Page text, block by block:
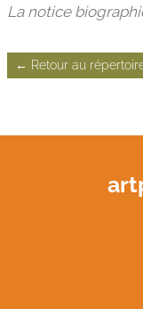
La notice
← Retour au